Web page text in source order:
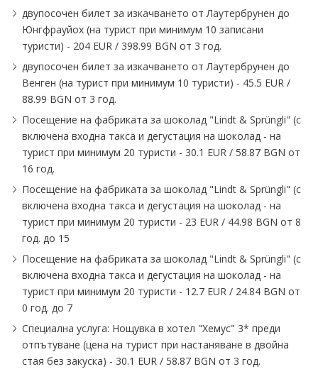
двупосочен билет за изкачването от Лаутербрунен до
Юнгфрауйох (на турист при минимум 10 записани
туристи) - 204 EUR / 398.99 BGN от 3 год.
двупосочен билет за изкачването от Лаутербрунен до
Венген (на турист при минимум 10 туристи) - 45.5 EUR /
88.99 BGN от 3 год.
Посещение на фабриката за шоколад "Lindt & Sprüngli" (с
включена входна такса и дегустация на шоколад - на
турист при минимум 20 туристи - 30.1 EUR / 58.87 BGN от
16 год.
Посещение на фабриката за шоколад "Lindt & Sprüngli" (с
включена входна такса и дегустация на шоколад - на
турист при минимум 20 туристи - 23 EUR / 44.98 BGN от 8
год. до 15
Посещение на фабриката за шоколад "Lindt & Sprüngli" (с
включена входна такса и дегустация на шоколад - на
турист при минимум 20 туристи - 12.7 EUR / 24.84 BGN от
0 год. до 7
Специална услуга: Нощувка в хотел "Хемус" 3* преди
отпътуване (цена на турист при настаняване в двойна
стая без закуска) - 30.1 EUR / 58.87 BGN от 3 год.